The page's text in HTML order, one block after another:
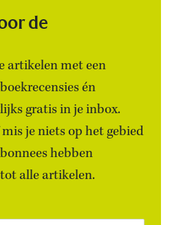
de
artikelen met een
én
gratis in je inbox.
je niets op het gebied
hebben
alle artikelen.